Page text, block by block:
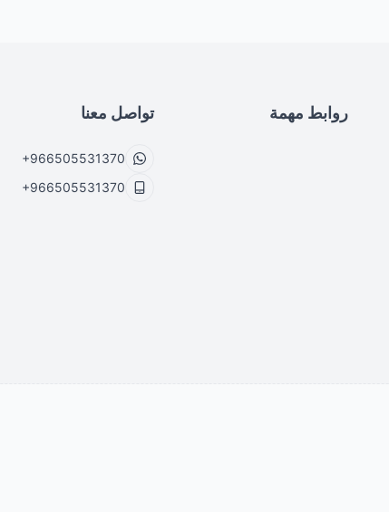
روابط مهمة تواصل معنا
+966505531370
+966505531370